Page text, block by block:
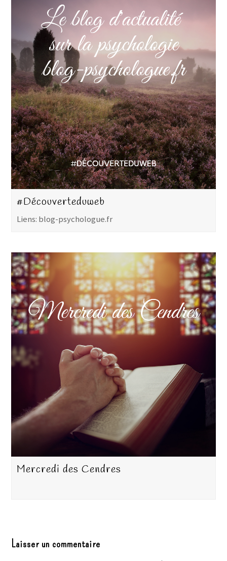
#Découverteduweb
Liens: blog-psychologue.fr
Mercredi des Cendres
Laisser un commentaire